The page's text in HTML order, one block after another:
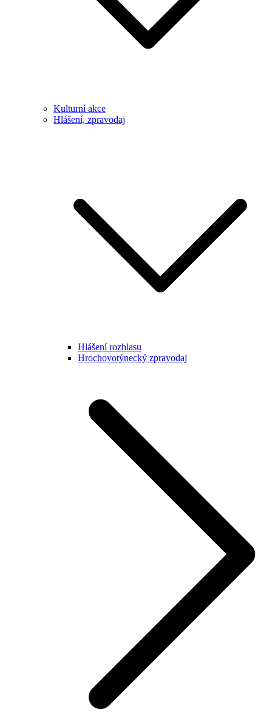
Kulturní akce
Hlášení, zpravodaj
Hlášení rozhlasu
Hrochovotýnecký zpravodaj